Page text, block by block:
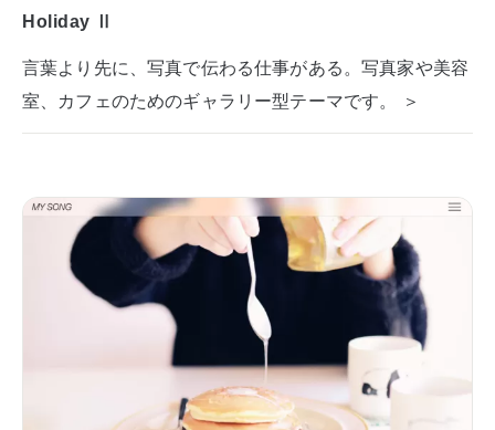
Holiday Ⅱ
言葉より先に、写真で伝わる仕事がある。写真家や美容
室、カフェのためのギャラリー型テーマです。 ＞